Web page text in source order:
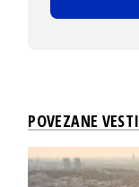
POVEZANE VESTI